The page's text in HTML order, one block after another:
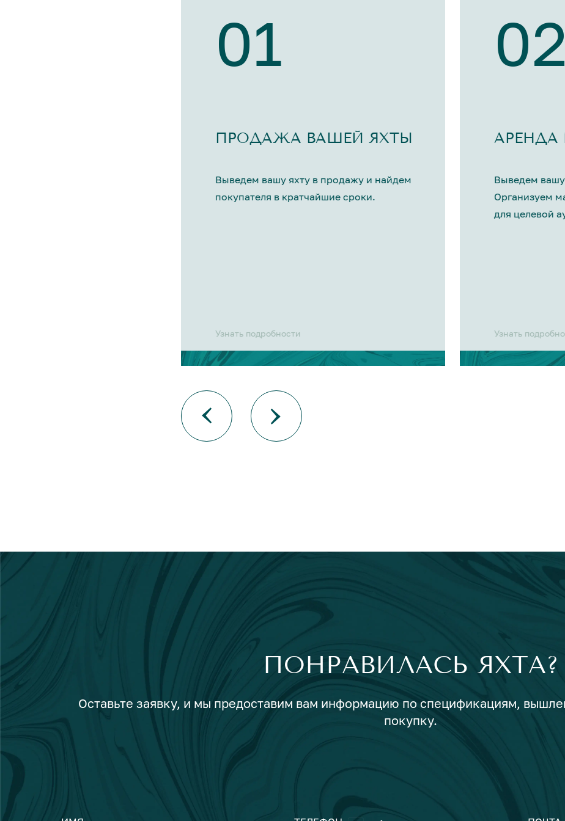
01
ПРОДАЖА ВАШЕЙ ЯХТЫ
Выведем вашу яхту в продажу и найдем
покупателя в кратчайшие сроки.
Узнать подробности
02
АРЕНДА
Выведем
Организуем
для целевой
Узнать
ПОНРАВИЛАСЬ ЯХТА?
Оставьте заявку, и мы предоставим вам информацию по спецификациям,
покупку.